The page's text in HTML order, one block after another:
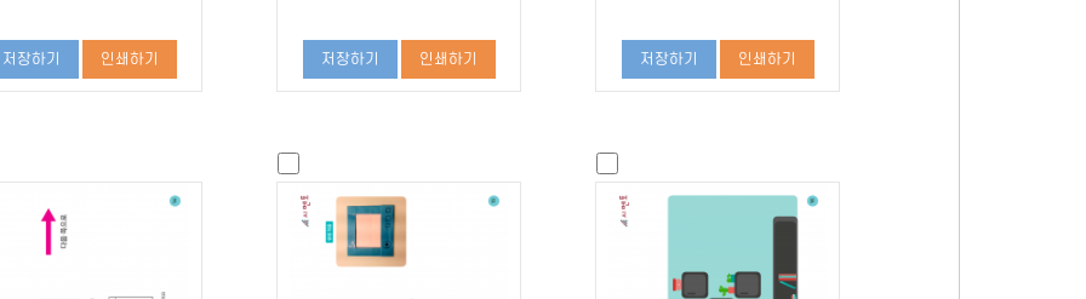
저장하기 인쇄하기 저장하기 인쇄하기 저장하기 인쇄하기